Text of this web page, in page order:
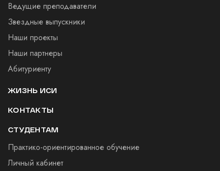
Ведущие преподаватели
Звездные выпускники
Наши проекты
Наши партнеры
Абитуриенту
ЖИЗНЬ ИСИ
КОНТАКТЫ
СТУДЕНТАМ
Практико-ориентированное обучение
Личный кабинет